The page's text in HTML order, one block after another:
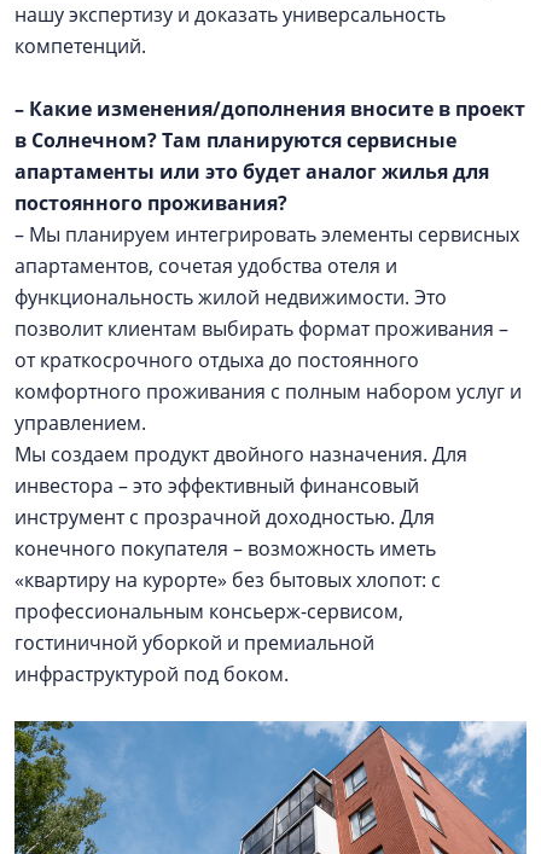
нашу экспертизу и доказать универсальность
компетенций.
– Какие изменения/дополнения вносите в проект
в Солнечном? Там планируются сервисные
апартаменты или это будет аналог жилья для
постоянного проживания?
– Мы планируем интегрировать элементы сервисных
апартаментов, сочетая удобства отеля и
функциональность жилой недвижимости. Это
позволит клиентам выбирать формат проживания –
от краткосрочного отдыха до постоянного
комфортного проживания с полным набором услуг и
управлением.
Мы создаем продукт двойного назначения. Для
инвестора – это эффективный финансовый
инструмент с прозрачной доходностью. Для
конечного покупателя – возможность иметь
«квартиру на курорте» без бытовых хлопот: с
профессиональным консьерж-сервисом,
гостиничной уборкой и премиальной
инфраструктурой под боком.